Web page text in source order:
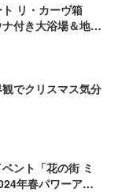
リ・カーヴ箱
付き大浴場＆地産
観でクリスマス気分
ント「花の街 ミ
年春パワーアッ